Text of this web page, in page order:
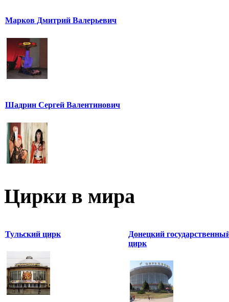
Марков Дмитрий Валерьевич
Шадрин Сергей Валентинович
Цирки в мира
Тульский цирк
Донецкий
цирк